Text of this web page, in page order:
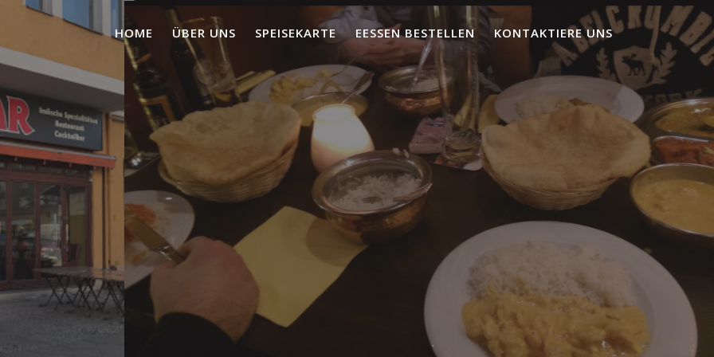
HOME ÜBER UNS SPEISEKARTE EESSEN BESTELLEN KONTAKTIERE UNS